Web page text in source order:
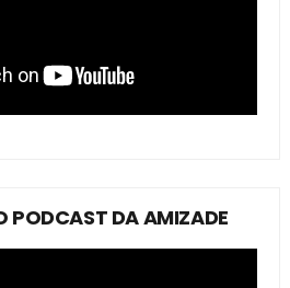
PODCAST DA AMIZADE